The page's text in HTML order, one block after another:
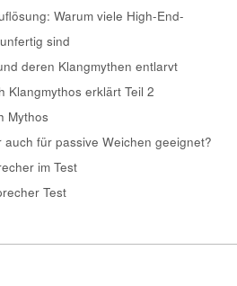
Warum viele High-End-
sind
deren Klangmythen entlarvt
Klangmythos erklärt Teil 2
Mythos
auch für passive Weichen geeignet?
im Test
Test